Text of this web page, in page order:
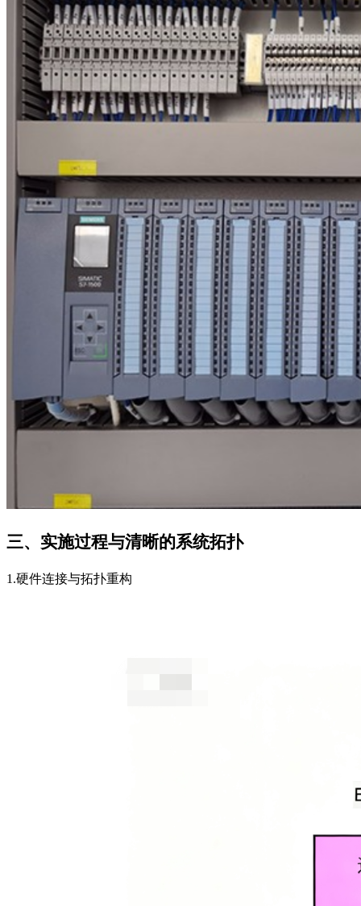
三、实施过程与清晰的系统拓扑
1.硬件连接与拓扑重构